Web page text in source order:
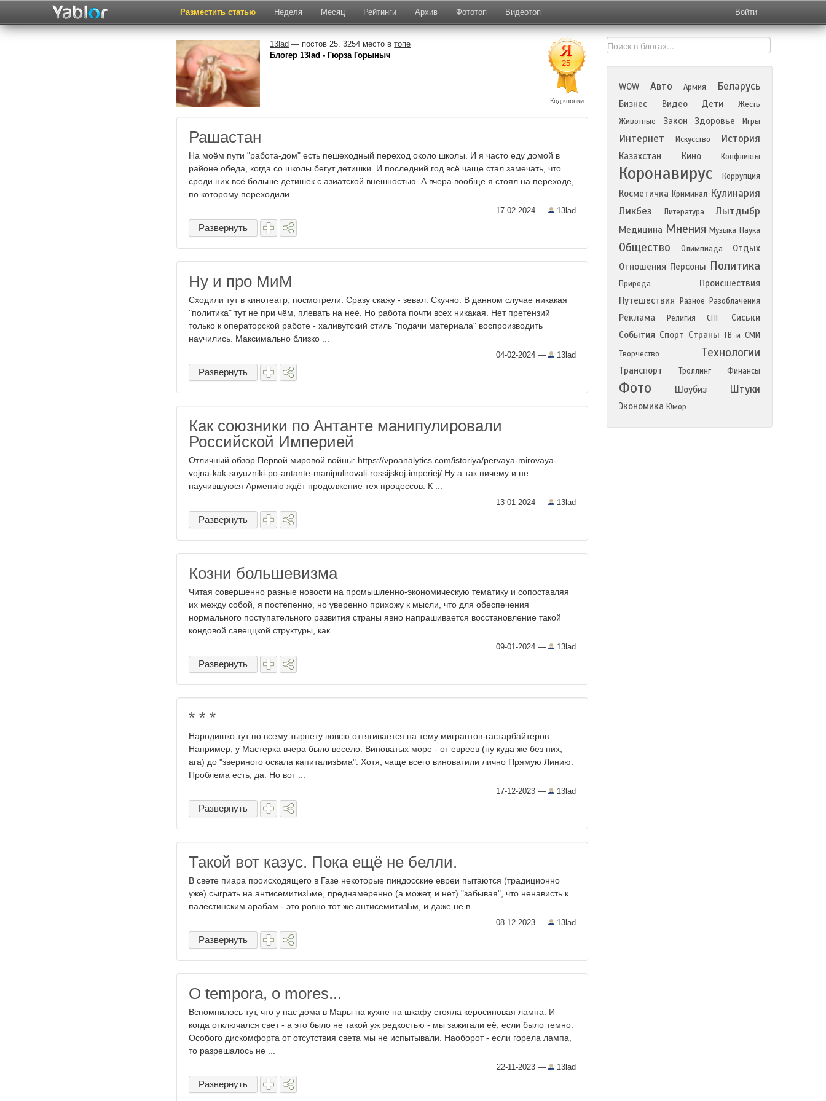
Разместить статью Неделя Месяц Рейтинги Архив Фототоп Видеотоп Войти
13lad — постов 25. 3254 место втопе
Блогер 13lad - Гюрза Горыныч
Код кнопки
Рашастан
На моём пути "работа-дом" есть пешеходный переход около школы. И я часто еду домой в
районе обеда, когда со школы бегут детишки. И последний год всё чаще стал замечать, что
среди них всё больше детишек с азиатской внешностью. А вчера вообще я стоял на переходе,
по которому переходили ...
17-02-2024 — 13lad
Развернуть
Ну и про МиМ
Сходили тут в кинотеатр, посмотрели. Сразу скажу - зевал. Скучно. В данном случае никакая
"политика" тут не при чём, плевать на неё. Но работа почти всех никакая. Нет претензий
только к операторской работе - халивутский стиль "подачи материала" воспроизводить
научились. Максимально близко ...
04-02-2024 — 13lad
Развернуть
Как союзники по Антанте манипулировали
Российской Империей
Отличный обзор Первой мировой войны: https://vpoanalytics.com/istoriya/pervaya-mirovaya-
vojna-kak-soyuzniki-po-antante-manipulirovali-rossijskoj-imperiej/ Ну а так ничему и не
научившуюся Армению ждёт продолжение тех процессов. К ...
13-01-2024 — 13lad
Развернуть
Козни большевизма
Читая совершенно разные новости на промышленно-экономическую тематику и сопоставляя
их между собой, я постепенно, но уверенно прихожу к мысли, что для обеспечения
нормального поступательного развития страны явно напрашивается восстановление такой
кондовой савеццкой структуры, как ...
09-01-2024 — 13lad
Развернуть
​* * *
Народишко тут по всему тырнету вовсю оттягивается на тему мигрантов-гастарбайтеров.
Например, у Мастерка вчера было весело. Виноватых море - от евреев (ну куда же без них,
ага) до "звериного оскала капитализЬма". Хотя, чаще всего виноватили лично Прямую Линию.
Проблема есть, да. Но вот ...
17-12-2023 — 13lad
Развернуть
Такой вот казус. Пока ещё не белли.
В свете пиара происходящего в Газе некоторые пиндосские евреи пытаются (традиционно
уже) сыграть на антисемитизЬме, преднамеренно (а может, и нет) "забывая", что ненависть к
палестинским арабам - это ровно тот же антисемитизЬм, и даже не в ...
08-12-2023 — 13lad
Развернуть
О tempora, o mores...
Вспомнилось тут, что у нас дома в Мары на кухне на шкафу стояла керосиновая лампа. И
когда отключался свет - а это было не такой уж редкостью - мы зажигали её, если было темно.
Особого дискомфорта от отсутствия света мы не испытывали. Наоборот - если горела лампа,
то разрешалось не ...
22-11-2023 — 13lad
Развернуть
WOW Авто Армия Беларусь
Бизнес Видео Дети
Жесть
Животные
Закон Здоровье Игры
Интернет Искусство История
Казахстан Кино Конфликты
Коронавирус Коррупция
Косметичка Криминал Кулинария
Ликбез
Литература Лытдыбр
Медицина Мнения Музыка Наука
Общество Олимпиада
Отдых
Отношения Персоны Политика
Природа
Происшествия
Путешествия
Разное Разоблачения
Реклама Религия СНГ
Сиськи
События Спорт Страны ТВ и СМИ
Творчество
Технологии
Транспорт Троллинг Финансы
Фото Шоубиз Штуки
Экономика Юмор